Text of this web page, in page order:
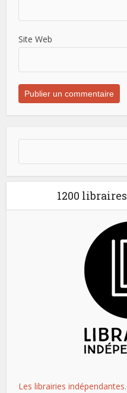
Site Web
1200
Les librairies indépendantes.